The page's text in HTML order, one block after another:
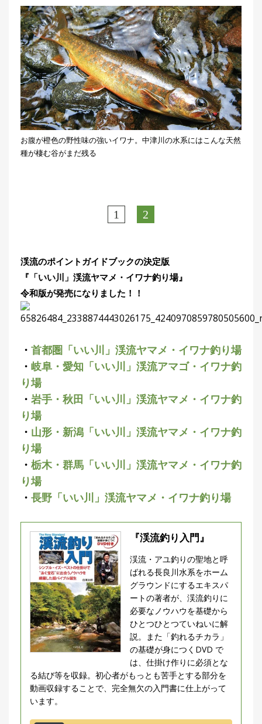
お腹が橙色の野性味の強いイワナ。中津川の水系にはこんな天然
種が棲む谷がまだ残る
1 2
渓流のポイントガイドブックの決定版
『「いい川」渓流ヤマメ・イワナ釣り場』
令和版が発売になりました！！
・ 首都圏「いい川」渓流ヤマメ・イワナ釣り場
・ 岐阜・愛知「いい川」渓流アマゴ・イワナ釣
り場
・ 岩手・秋田「いい川」渓流ヤマメ・イワナ釣
り場
・ 山形・新潟「いい川」渓流ヤマメ・イワナ釣
り場
・ 栃木・群馬「いい川」渓流ヤマメ・イワナ釣
り場
・ 長野「いい川」渓流ヤマメ・イワナ釣り場
『渓流釣り入門』
渓流・アユ釣りの聖地と呼
ばれる長良川水系をホーム
グラウンドにするエキスパ
ートの著者が、渓流釣りに
必要なノウハウを基礎から
ひとつひとつていねいに解
説。また「釣れるチカラ」
の基礎が身につくDVD で
は、仕掛け作りに必須とな
る結び等を収録。初心者がもっとも苦手とする部分を
動画収録することで、完全無欠の入門書に仕上がって
います。